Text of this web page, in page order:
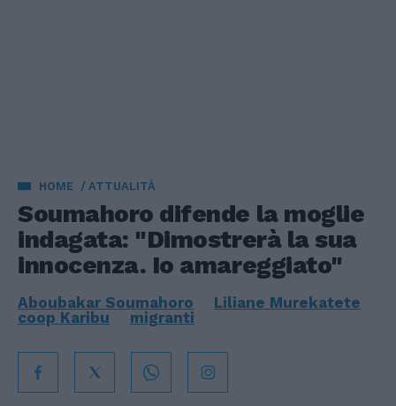
HOME ATTUALITÀ
Soumahoro difende la moglie
indagata: "Dimostrerà la sua
innocenza. Io amareggiato"
Aboubakar Soumahoro
Liliane Murekatete
coop Karibu
migranti